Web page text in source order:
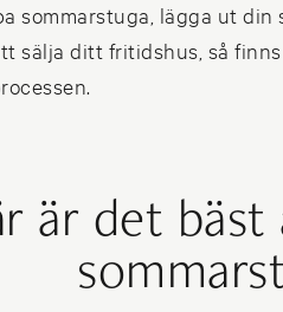
sommarstuga, lägga ut
sälja ditt fritidshus, så
är det bäst